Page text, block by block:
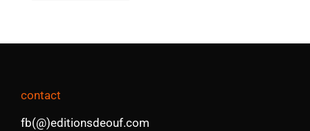
contact
fb(@)editionsdeouf.com